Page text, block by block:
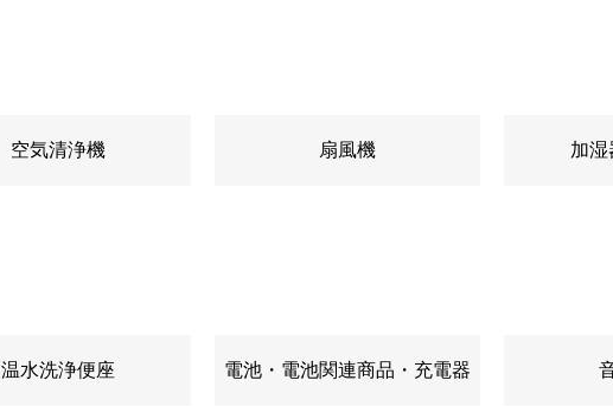
空気清浄機 扇風機 加湿
温水洗浄便座 電池・電池関連商品・充電器